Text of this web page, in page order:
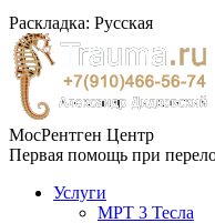
Раскладка: Русская
МосРентген Центр
Первая помощь при
Услуги
МРТ 3 Тесла